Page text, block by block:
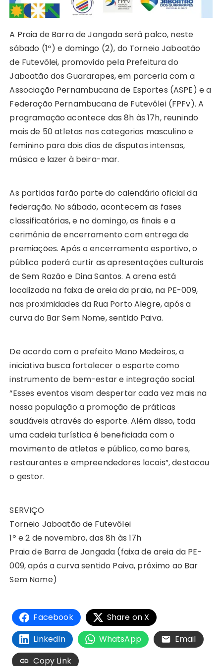
A Praia de Barra de Jangada será palco, neste
sábado (1º) e domingo (2), do Torneio Jaboatão
de Futevôlei, promovido pela Prefeitura do
Jaboatão dos Guararapes, em parceria com a
Associação Pernambucana de Esportes (ASPE) e a
Federação Pernambucana de Futevôlei (FPFv). A
programação acontece das 8h às 17h, reunindo
mais de 50 atletas nas categorias masculino e
feminino para dois dias de disputas intensas,
música e lazer à beira-mar.
As partidas farão parte do calendário oficial da
federação. No sábado, acontecem as fases
classificatórias, e no domingo, as finais e a
cerimônia de encerramento com entrega de
premiações. Após o encerramento esportivo, o
público poderá curtir as apresentações culturais
de Sem Razão e Dina Santos. A arena está
localizada na faixa de areia da praia, na PE-009,
nas proximidades da Rua Porto Alegre, após a
curva do Bar Sem Nome, sentido Paiva.
De acordo com o prefeito Mano Medeiros, a
iniciativa busca fortalecer o esporte como
instrumento de bem-estar e integração social.
“Esses eventos visam despertar cada vez mais na
nossa população a promoção de práticas
saudáveis através do esporte. Além disso, toda
uma cadeia turística é beneficiada com o
movimento de atletas e público, como bares,
restaurantes e empreendedores locais”, destacou
o gestor.
SERVIÇO
Torneio Jaboatão de Futevôlei
1º e 2 de novembro, das 8h às 17h
Praia de Barra de Jangada (faixa de areia da PE-
009, após a curva sentido Paiva, próximo ao Bar
Sem Nome)
Facebook
Share on X
LinkedIn
WhatsApp
Email
Copy Link